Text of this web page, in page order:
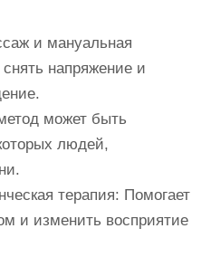
и мануальная
напряжение и
может быть
людей,
терапия: Помогает
и изменить восприятие